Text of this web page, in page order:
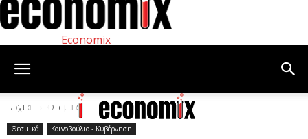
Economix
Αρχική Θεσμικά
Θεσμικά Κοινοβούλιο - Κυβέρνηση